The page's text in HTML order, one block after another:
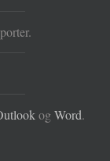
ogWord.